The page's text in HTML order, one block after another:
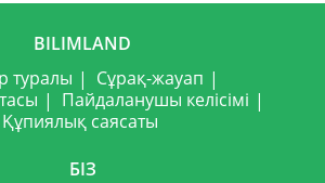
BILIMLAND
туралы
Сұрақ-жауап
Пайдаланушы келісімі
Құпиялық саясаты
БІЗ